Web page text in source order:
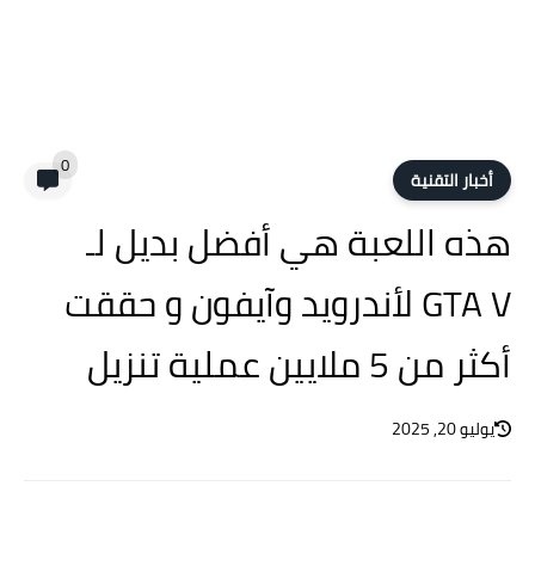
أخبار التقنية 0
هذه اللعبة هي أفضل بديل لـ
GTA V لأندرويد وآيفون و حققت
أكثر من 5 ملايين عملية تنزيل
يوليو 20, 2025